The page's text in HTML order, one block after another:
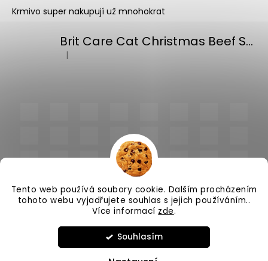
Tento web používá soubory cookie. Dalším procházením
tohoto webu vyjadřujete souhlas s jejich používáním..
Více informací zde.
Souhlasím
Krmivo super nakupují už mnohokrat
Brit Care Cat Christmas Beef Soup 75g
Hodnocení produktu je 5 z 5 hvězdiček.
|
PlnímeMisky.cz
vyhrazena.Upravit nastavení cookies